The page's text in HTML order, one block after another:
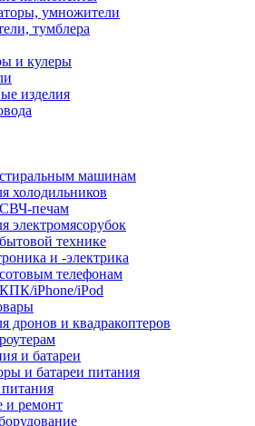
умножители
тумблера
и кулеры
изделия
машинам
холодильников
СВЧ-печам
электромясорубок
технике
и -электрика
телефонам
iPhone/iPod
дронов и квадракоптеров
и батареи
и батареи питания
и ремонт